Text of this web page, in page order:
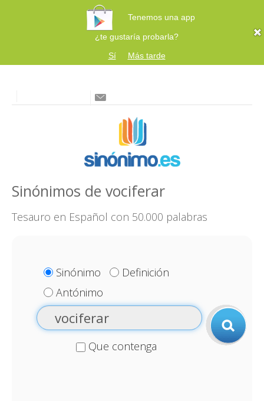
Tenemos una app
¿te gustaría probarla?
Sí
Más tarde
Sinónimos de vociferar
Tesauro en Español con 50.000 palabras
Sinónimo
Definición
Antónimo
Que contenga